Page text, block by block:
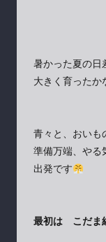
暑かった夏の日
大きく育ったか
青々と、おいも
準備万端、やる
出発です
最初は こだま